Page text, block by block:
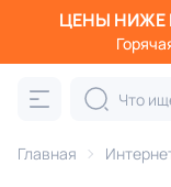
ЦЕНЫ НИЖЕ
Главная